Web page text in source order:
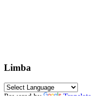
Limba
Powered by Translate